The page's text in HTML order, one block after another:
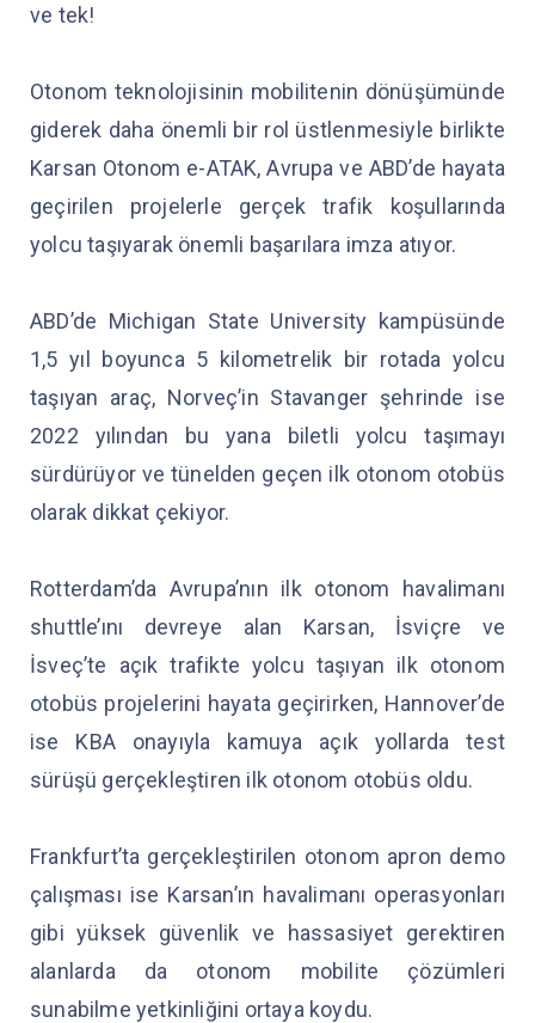
ve tek!
Otonom teknolojisinin mobilitenin dönüşümünde
giderek daha önemli bir rol üstlenmesiyle birlikte
Karsan Otonom e-ATAK, Avrupa ve ABD’de hayata
geçirilen projelerle gerçek trafik koşullarında
yolcu taşıyarak önemli başarılara imza atıyor.
ABD’de Michigan State University kampüsünde
1,5 yıl boyunca 5 kilometrelik bir rotada yolcu
taşıyan araç, Norveç’in Stavanger şehrinde ise
2022 yılından bu yana biletli yolcu taşımayı
sürdürüyor ve tünelden geçen ilk otonom otobüs
olarak dikkat çekiyor.
Rotterdam’da Avrupa’nın ilk otonom havalimanı
shuttle’ını devreye alan Karsan, İsviçre ve
İsveç’te açık trafikte yolcu taşıyan ilk otonom
otobüs projelerini hayata geçirirken, Hannover’de
ise KBA onayıyla kamuya açık yollarda test
sürüşü gerçekleştiren ilk otonom otobüs oldu.
Frankfurt’ta gerçekleştirilen otonom apron demo
çalışması ise Karsan’ın havalimanı operasyonları
gibi yüksek güvenlik ve hassasiyet gerektiren
alanlarda da otonom mobilite çözümleri
sunabilme yetkinliğini ortaya koydu.